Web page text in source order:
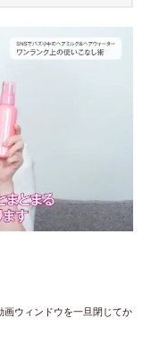
ウィンドウを一旦閉じてか